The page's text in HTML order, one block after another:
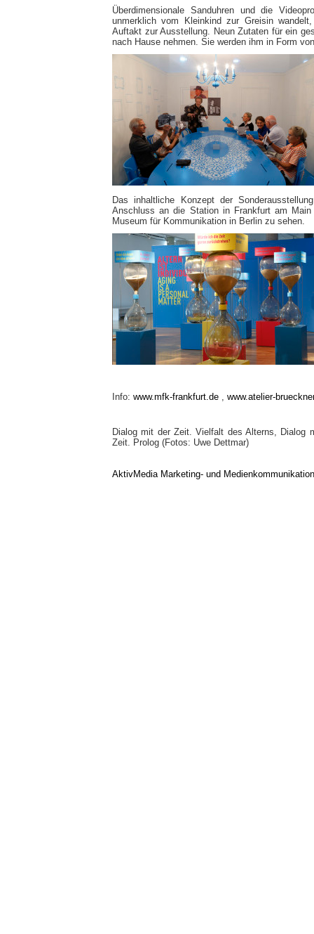
Überdimensionale Sanduhren und die
unmerklich vom Kleinkind zur Greisin
Auftakt zur Ausstellung. Neun Zutaten für ein
nach Hause nehmen. Sie werden ihm in Form
Das inhaltliche Konzept der
Anschluss an die Station in Frankfurt am
Museum für Kommunikation in Berlin zu sehen.
Info: www.mfk-frankfurt.de , www.atelier-
Dialog mit der Zeit. Vielfalt des Alterns, Dialog
Zeit. Prolog (Fotos: Uwe Dettmar)
AktivMedia Marketing- und